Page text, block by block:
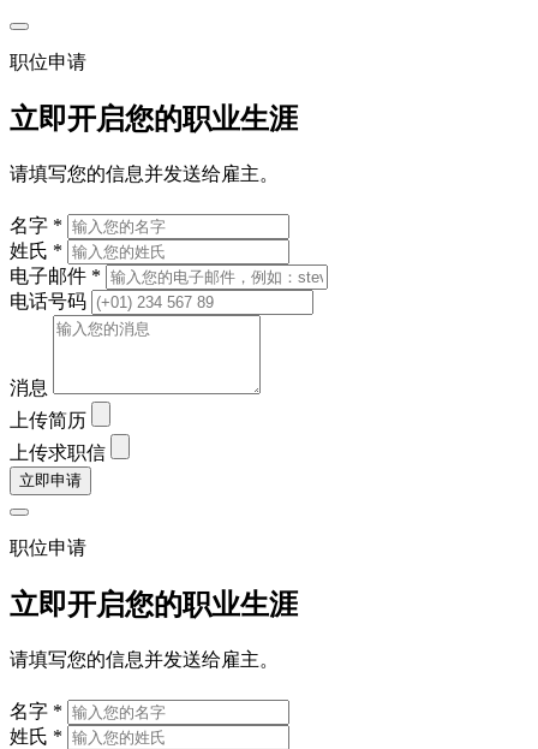
职位申请
立即开启您的职业生涯
请填写您的信息并发送给雇主。
名字 *
姓氏 *
电子邮件 *
电话号码
消息
上传简历
上传求职信
立即申请
职位申请
立即开启您的职业生涯
请填写您的信息并发送给雇主。
名字 *
姓氏 *